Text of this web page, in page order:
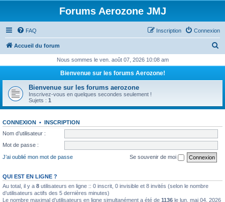
Forums Aerozone JMJ
FAQ Connexion
Inscription
Accueil du forum
h
r
Nous sommes le ven. août 07, 2026 10:08 am
Bienvenue sur les forums Aerozone!
Bienvenue sur les forums aerozone
Inscrivez-vous en quelques secondes seulement !
Sujets : 1
CONNEXION • INSCRIPTION
Nom d’utilisateur :
Mot de passe :
J’ai oublié mon mot de passe
Se souvenir de moi
QUI EST EN LIGNE ?
Au total, il y a 8 utilisateurs en ligne :: 0 inscrit, 0 invisible et 8 invités (selon le nombre
d’utilisateurs actifs des 5 dernières minutes)
Le nombre maximal d’utilisateurs en ligne simultanément a été de 1136 le lun. mai 04, 2026